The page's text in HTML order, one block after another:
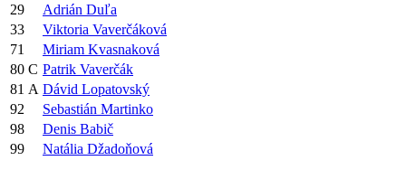
29
Adrián Duľa
33
Viktoria Vaverčáková
71
Miriam Kvasnaková
80 C Patrik Vaverčák
81 A Dávid Lopatovský
92
Sebastián Martinko
98
Denis Babič
99
Natália Džadoňová